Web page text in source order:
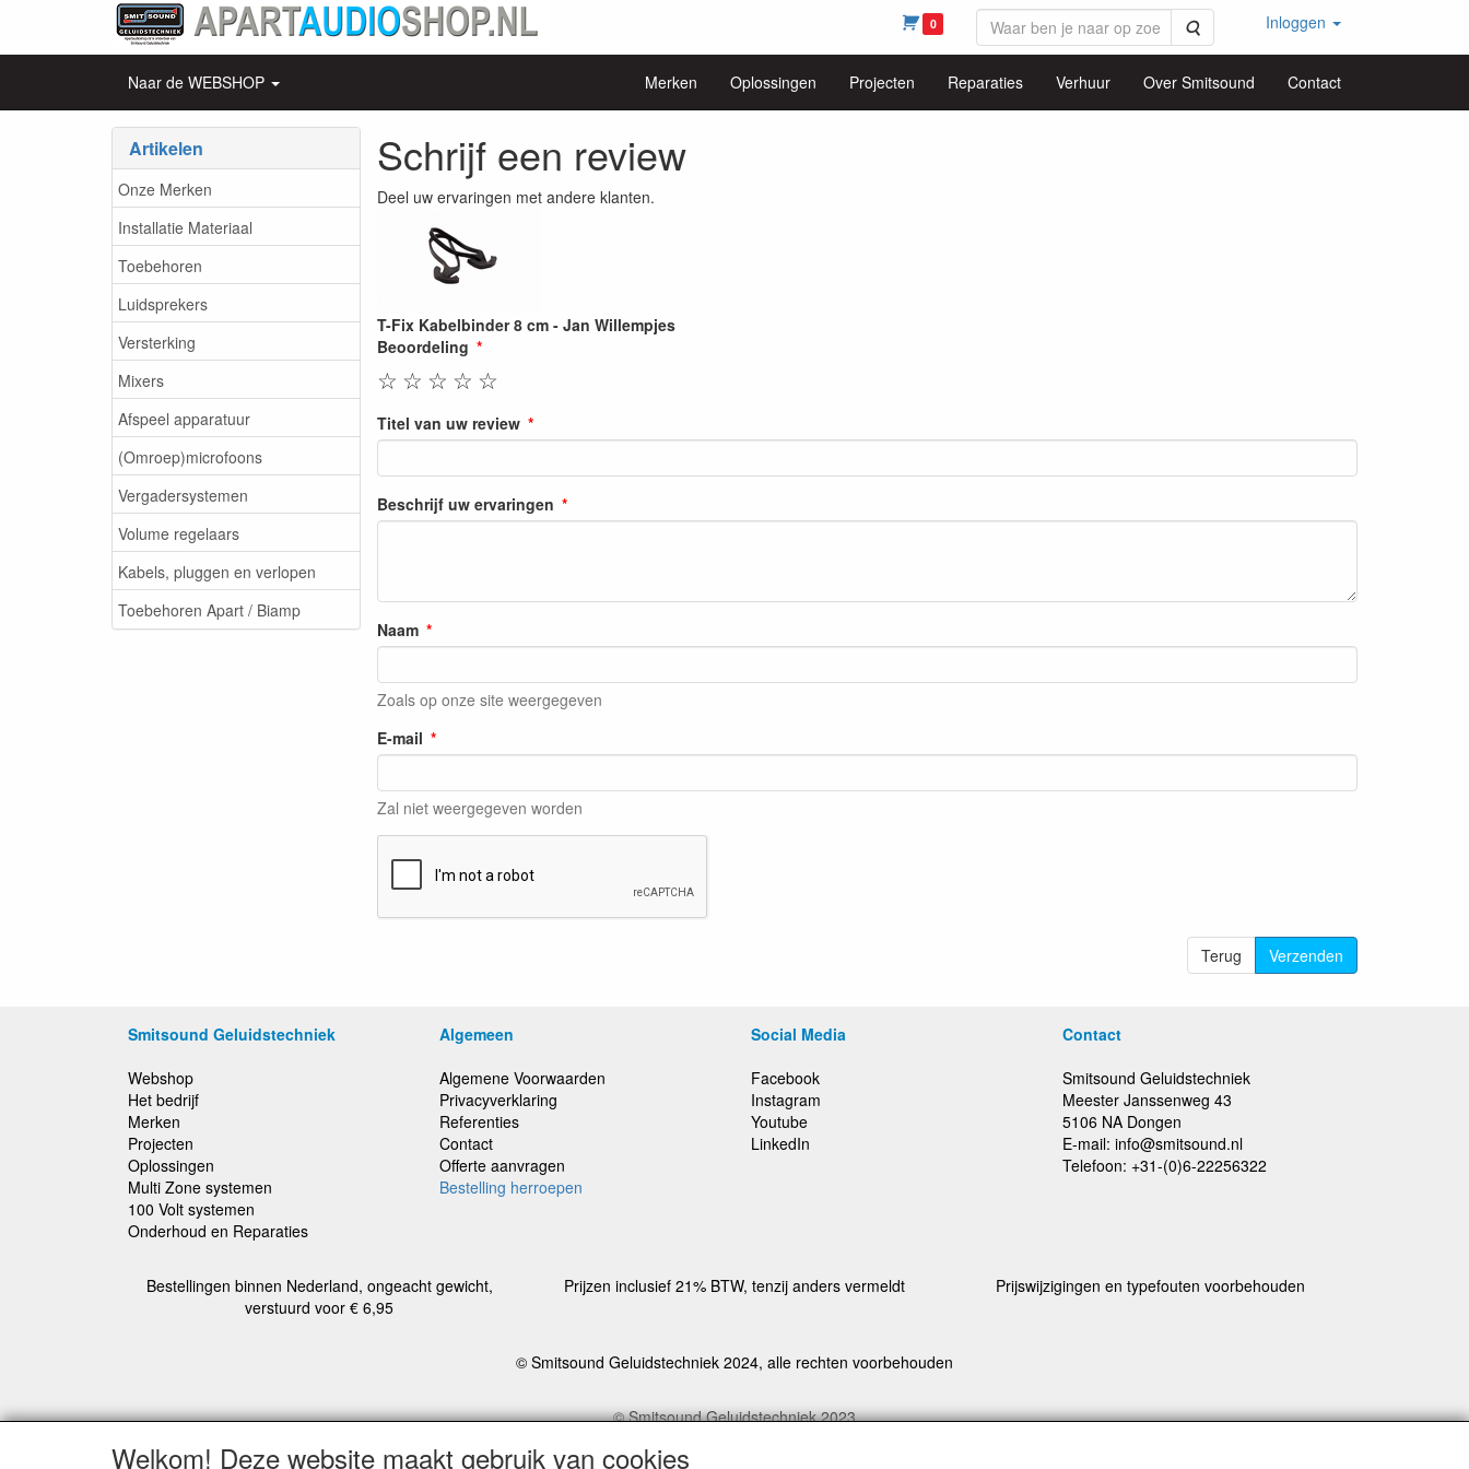
0 Zoeken Inloggen
Naar de WEBSHOP Merken Oplossingen Projecten Reparaties Verhuur Over Smitsound Contact
Artikelen
Onze Merken
Installatie Materiaal
Toebehoren
Luidsprekers
Versterking
Mixers
Afspeel apparatuur
(Omroep)microfoons
Vergadersystemen
Volume regelaars
Kabels, pluggen en verlopen
Toebehoren Apart / Biamp
Schrijf een review
Deel uw ervaringen met andere klanten.
T-Fix Kabelbinder 8 cm - Jan Willempjes
Beoordeling
☆
☆
☆
☆
☆
Titel van uw review
Beschrijf uw ervaringen
Naam
Zoals op onze site weergegeven
E-mail
Zal niet weergegeven worden
Terug Verzenden
Smitsound Geluidstechniek
Webshop
Het bedrijf
Merken
Projecten
Oplossingen
Multi Zone systemen
100 Volt systemen
Onderhoud en Reparaties
Algemeen
Algemene Voorwaarden
Privacyverklaring
Referenties
Contact
Offerte aanvragen
Bestelling herroepen
Social Media
Facebook
Instagram
Youtube
LinkedIn
Contact
Smitsound Geluidstechniek
Meester Janssenweg 43
5106 NA Dongen
E-mail: info@smitsound.nl
Telefoon: +31-(0)6-22256322
Bestellingen binnen Nederland, ongeacht gewicht,
verstuurd voor € 6,95
Prijzen inclusief 21% BTW, tenzij anders vermeldt Prijswijzigingen en typefouten voorbehouden
© Smitsound Geluidstechniek 2024, alle rechten voorbehouden
© Smitsound Geluidstechniek 2023
Welkom! Deze website maakt gebruik van cookies